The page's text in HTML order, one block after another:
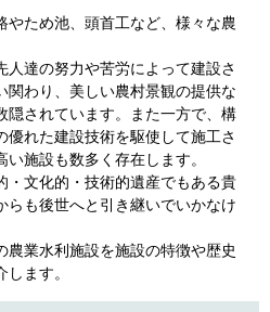
ため池、頭首工など、様々な農
達の努力や苦労によって建設さ
関わり、美しい農村景観の提供な
隠されています。また一方で、構
れた建設技術を駆使して施工さ
施設も数多く存在します。
文化的・技術的遺産でもある貴
らも後世へと引き継いでいかなけ
業水利施設を施設の特徴や歴史
ます。